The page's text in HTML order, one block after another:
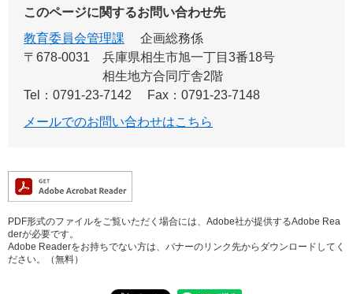
このページに関するお問い合わせ先
教育委員会管理課
企画総務係
〒678-0031
兵庫県相生市旭一丁目3番18号
相生地方合同庁舎2階
Tel：0791-23-7142
Fax：0791-23-7148
メールでのお問い合わせはこちら
PDF形式のファイルをご覧いただく場合には、Adobe社が提供するAdobe Rea
derが必要です。
Adobe Readerをお持ちでない方は、バナーのリンク先からダウンロードしてく
ださい。（無料）